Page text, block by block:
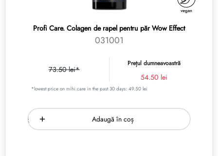
Profi Care. Colagen de rapel pentru păr Wow Effect
031001
73.50 lei*
Prețul dumneavoastră
54.50 lei
*lowest price on mihi.care in the past 30 days: 49.50 lei
Adaugă în coș